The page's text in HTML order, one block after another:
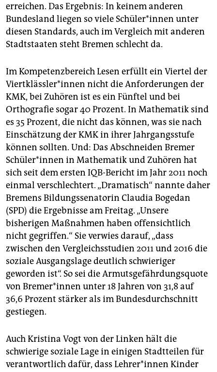
erreichen. Das Ergebnis: In keinem anderen
Bundesland liegen so viele Schüler*innen unter
diesen Standards, auch im Vergleich mit anderen
Stadtstaaten steht Bremen schlecht da.
Im Kompetenzbereich Lesen erfüllt ein Viertel der
Viertklässler*innen nicht die Anforderungen der
KMK, bei Zuhören ist es ein Fünftel und bei
Orthografie sogar 40 Prozent. In Mathematik sind
es 35 Prozent, die nicht das können, was sie nach
Einschätzung der KMK in ihrer Jahrgangsstufe
können sollten. Und: Das Abschneiden Bremer
Schüler*innen in Mathematik und Zuhören hat
sich seit dem ersten IQB-Bericht im Jahr 2011 noch
einmal verschlechtert. „Dramatisch“ nannte daher
Bremens Bildungssenatorin Claudia Bogedan
(SPD) die Ergebnisse am Freitag. „Unsere
bisherigen Maßnahmen haben offensichtlich
nicht gegriffen.“ Sie verwies darauf, „dass
zwischen den Vergleichsstudien 2011 und 2016 die
soziale Ausgangslage deutlich schwieriger
geworden ist“. So sei die Armutsgefährdungsquote
von Bremer*innen unter 18 Jahren von 31,8 auf
36,6 Prozent stärker als im Bundesdurchschnitt
gestiegen.
Auch Kristina Vogt von der Linken hält die
schwierige soziale Lage in einigen Stadtteilen für
verantwortlich dafür, dass Lehrer*innen Kinder